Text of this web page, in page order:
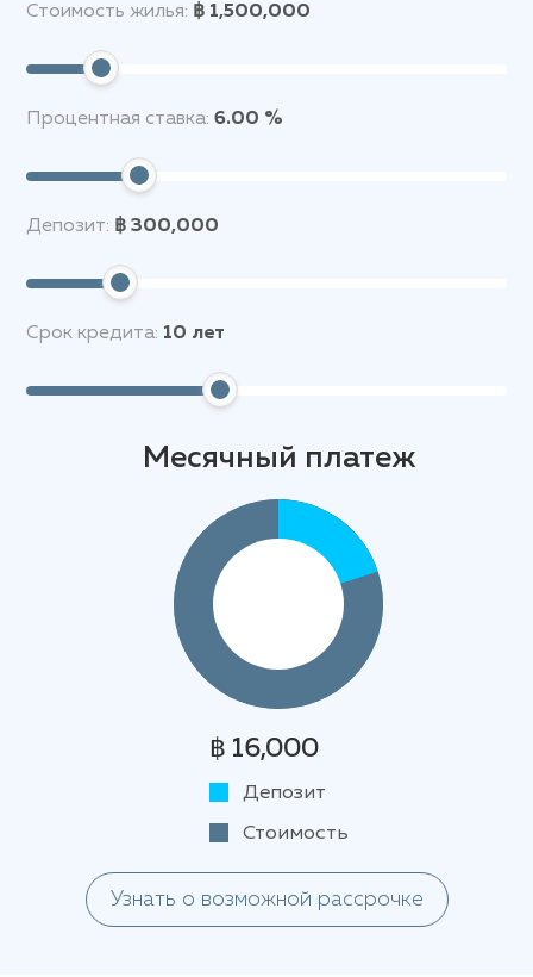
Стоимость жилья: ฿ 1,500,000
Процентная ставка: 6.00 %
Депозит: ฿ 300,000
Срок кредита: 10 лет
Месячный платеж
฿ 16,000
Депозит
Стоимость
Узнать о возможной рассрочке